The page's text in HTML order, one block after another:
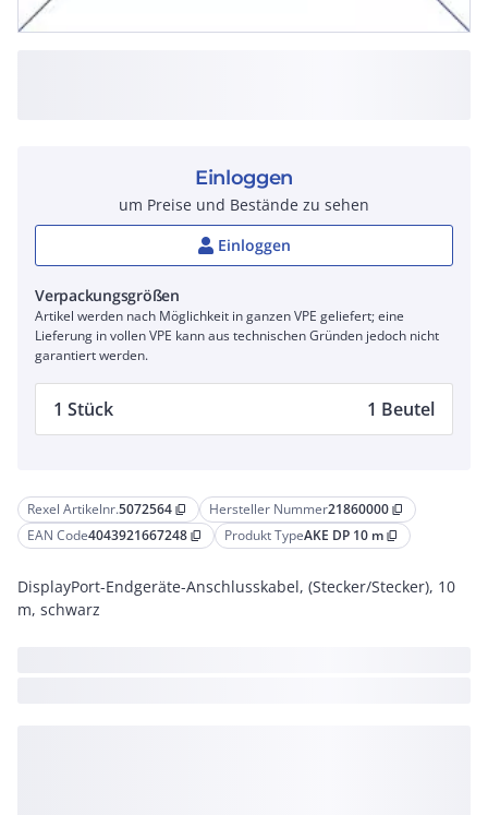
Rexel Artikelnr.5072564 content_copy Hersteller Nummer21860000 content_copy
EAN Code4043921667248 content_copy Produkt TypeAKE DP 10 m content_copy
DisplayPort-Endgeräte-Anschlusskabel, (Stecker/Stecker), 10
m, schwarz
Einloggen
um Preise und Bestände zu sehen
Einloggen
Verpackungsgrößen
Artikel werden nach Möglichkeit in ganzen VPE geliefert; eine
Lieferung in vollen VPE kann aus technischen Gründen jedoch nicht
garantiert werden.
1 Stück 1 Beutel